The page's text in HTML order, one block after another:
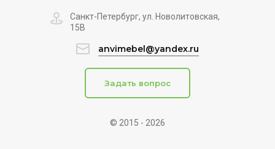
© 2015 - 2026
Санкт-Петербург, ул. Новолитовская,
15В
anvimebel@yandex.ru
Задать вопрос